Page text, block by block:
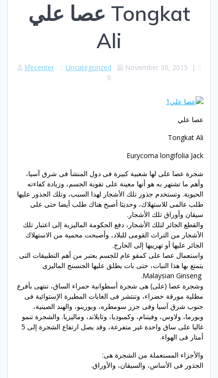
عصا علي Tongkat
Ali
lifecenter Uncategorized November 30, 2015 |
0
عصا علي
Tongkat Ali
Eurycoma longifolia Jack
شجرة عصا على لها شعبية كبيرة فى دول المنشأ فى شرق آسيا،
وأهم ما تشتهر به هو أنها معينة على تقوية الجسم، وزيادة كفاءته
الحيوية. وتستخدم جذور تلك الأشجار لهذا السبب، وتلك الجذور عليها
طلب عالمى للاستهلاك، وحديثا أصبح هناك طلب أيضا حتى على
سيقان وأوراق تلك الأشجار.
والقطع الجائر لتلك الأشجار، دفع الحكومة الماليزية إلى اعتبار تلك
الأشجار من التراث القومى للبلاد، وأصبحت محمية من الاستهلاك
الجائر عليها أو تهريبها إلى الخارج.
واستعمال عصا على كمقو عام للجسم يعتبر من أهم التطبيقات التى
يتمتع بها هذا النبات، حتى بات يطلق عليها الجنسنج الماليزى
Malaysian Ginseng.
وشجرة عصا (على) هى شجرة أسطوانية حمراء الساق، تنتهى بأفرع
مظلية مورقة خضراء، وتنتشر فى الغابات المطيرة الإستوائية فى
جنوب شرق آسيا وفى جزر سومطره، وبورينو، والهند الصينية،
وبورما، ولاوس، وفيتنام، وكمبوديا، وتايلاند، وماليزيا. والشجرة تنمو
غالبا على ساق واحدة غير متفرعة، وقد يصل ارتفاع الشجرة إلى 5
أمتار فى الهواء.
والأجزاء المستعملة من الشجرة هى:
الجذور فى الأساس، والسيقان، والأوراق.